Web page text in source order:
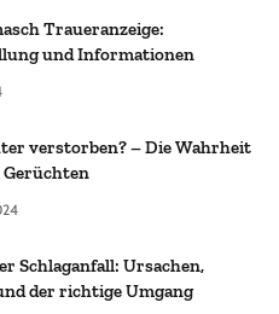
Traueranzeige:
und Informationen
verstorben? – Die Wahrheit
Schlaganfall: Ursachen,
der richtige Umgang